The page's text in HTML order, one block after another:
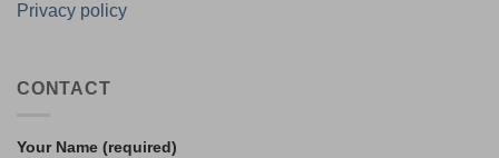
Privacy policy
CONTACT
Your Name (required)